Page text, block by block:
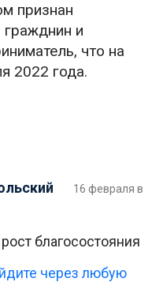
признан
и
что на
2022 года.
16 февраля в
благосостояния
через любую